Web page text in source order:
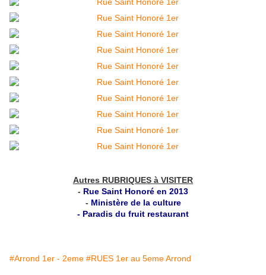
Autres RUBRIQUES à VISITER
- Rue Saint Honoré en 2013
- Ministère de la culture
- Paradis du fruit restaurant
#Arrond 1er - 2eme #RUES 1er au 5eme Arrond